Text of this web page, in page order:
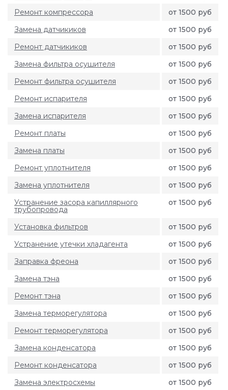
Ремонт компрессора
от 1500 руб
Замена датчикиков
от 1500 руб
Ремонт датчикиков
от 1500 руб
Замена фильтра осушителя
от 1500 руб
Ремонт фильтра осушителя
от 1500 руб
Ремонт испарителя
от 1500 руб
Замена испарителя
от 1500 руб
Ремонт платы
от 1500 руб
Замена платы
от 1500 руб
Ремонт уплотнителя
от 1500 руб
Замена уплотнителя
от 1500 руб
Устранение засора капиллярного
трубопровода
от 1500 руб
Установка фильтров
от 1500 руб
Устранение утечки хладагента
от 1500 руб
Заправка фреона
от 1500 руб
Замена тэна
от 1500 руб
Ремонт тэна
от 1500 руб
Замена терморегулятора
от 1500 руб
Ремонт терморегулятора
от 1500 руб
Замена конденсатора
от 1500 руб
Ремонт конденсатора
от 1500 руб
Замена электросхемы
от 1500 руб